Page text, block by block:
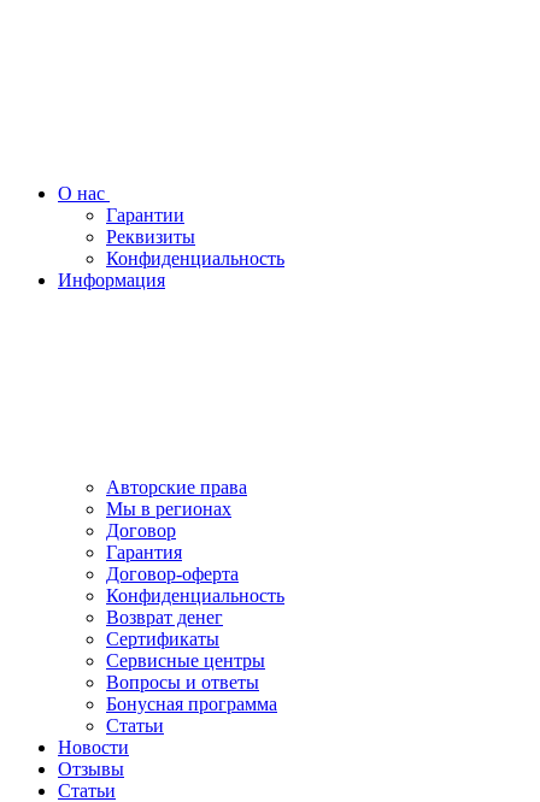
О нас
Гарантии
Реквизиты
Конфиденциальность
Информация
Авторские права
Мы в регионах
Договор
Гарантия
Договор-оферта
Конфиденциальность
Возврат денег
Сертификаты
Сервисные центры
Вопросы и ответы
Бонусная программа
Статьи
Новости
Отзывы
Статьи